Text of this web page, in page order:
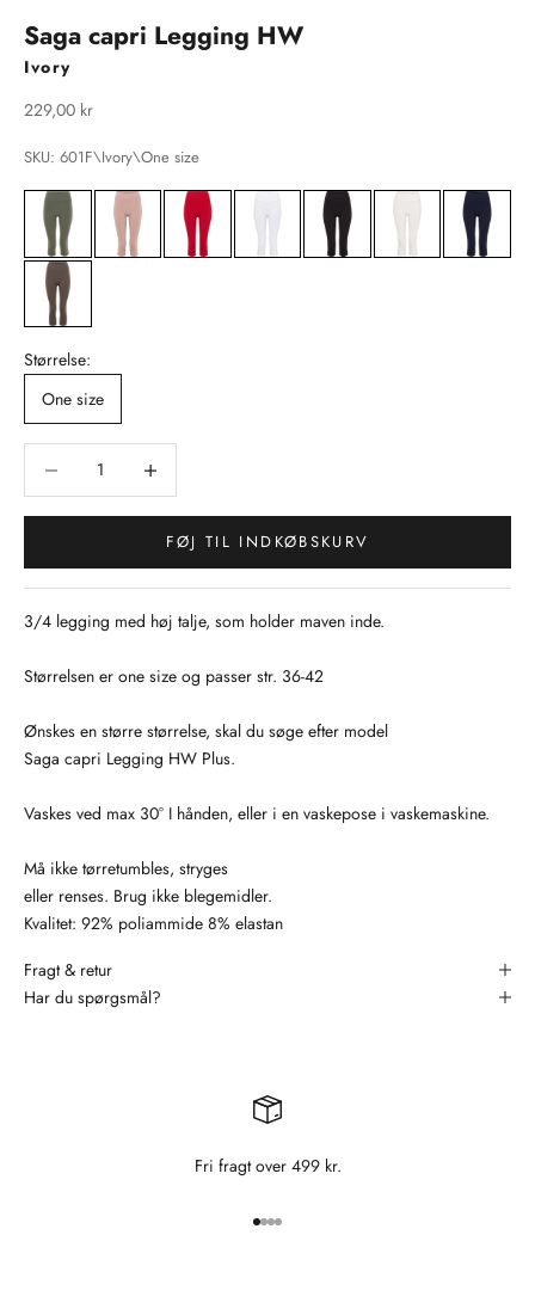
Saga capri Legging HW
Ivory
Salgspris
229,00 kr
SKU: 601F\Ivory\One size
Størrelse:
One size
FØJ TIL INDKØBSKURV
3/4 legging med høj talje, som holder maven inde.
Størrelsen er one size og passer str. 36-42
Ønskes en større størrelse, skal du søge efter model
Saga capri Legging HW Plus.
Vaskes ved max 30° I hånden, eller i en vaskepose i vaskemaskine.
Må ikke tørretumbles, stryges
eller renses. Brug ikke blegemidler.
Kvalitet: 92% poliammide 8% elastan
Fragt & retur
Har du spørgsmål?
Fri fragt over 499 kr.
Gå til element 1
Gå til element 2
Gå til element 3
Gå til element 4